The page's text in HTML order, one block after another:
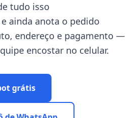
tudo isso
ainda anota o pedido
endereço e pagamento —
encostar no celular.
grátis